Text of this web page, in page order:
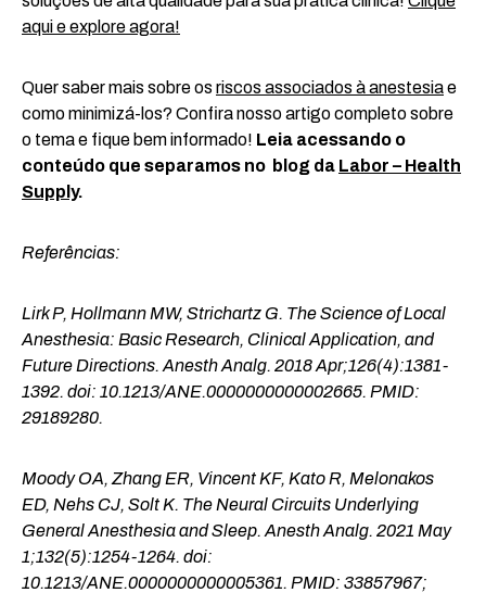
aqui e explore agora!
Quer saber mais sobre os riscos associados à anestesiae
como minimizá-los? Confira nosso artigo completo sobre
o tema e fique bem informado! Leia acessando o
conteúdo que separamos no blog da Labor – Health
Supply.
Referências:
Lirk P, Hollmann MW, Strichartz G. The Science of Local
Anesthesia: Basic Research, Clinical Application, and
Future Directions. Anesth Analg. 2018 Apr;126(4):1381-
1392. doi: 10.1213/ANE.0000000000002665. PMID:
29189280.
Moody OA, Zhang ER, Vincent KF, Kato R, Melonakos
ED, Nehs CJ, Solt K. The Neural Circuits Underlying
General Anesthesia and Sleep. Anesth Analg. 2021 May
1;132(5):1254-1264. doi:
10.1213/ANE.0000000000005361. PMID: 33857967;